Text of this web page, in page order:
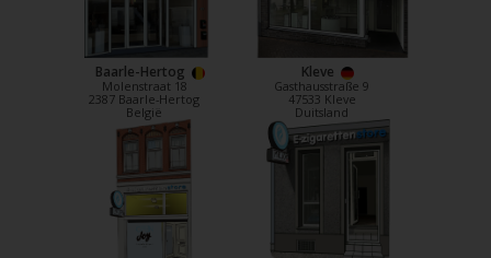
Baarle-Hertog
Molenstraat 18
2387 Baarle-Hertog
België
Kleve
Gasthausstraße 9
47533 Kleve
Duitsland